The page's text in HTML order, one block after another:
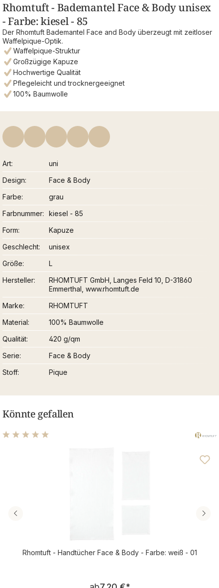
Rhomtuft - Bademantel Face & Body unisex
- Farbe: kiesel - 85
Der Rhomtuft Bademantel Face and Body überzeugt mit zeitloser
Waffelpique-Optik.
Waffelpique-Struktur
Großzügige Kapuze
Hochwertige Qualität
Pflegeleicht und trocknergeeignet
100% Baumwolle
Art
uni
Design
Face & Body
Farbe
grau
Farbnummer
kiesel - 85
Form
Kapuze
Geschlecht
unisex
Größe
L
Hersteller
RHOMTUFT GmbH, Langes Feld 10, D-31860
Emmerthal, www.rhomtuft.de
Marke
RHOMTUFT
Material
100% Baumwolle
Qualität
420 g/qm
Serie
Face & Body
Stoff
Pique
Könnte gefallen
Rhomtuft - Handtücher Face & Body - Farbe: weiß - 01
Regulärer Preis: